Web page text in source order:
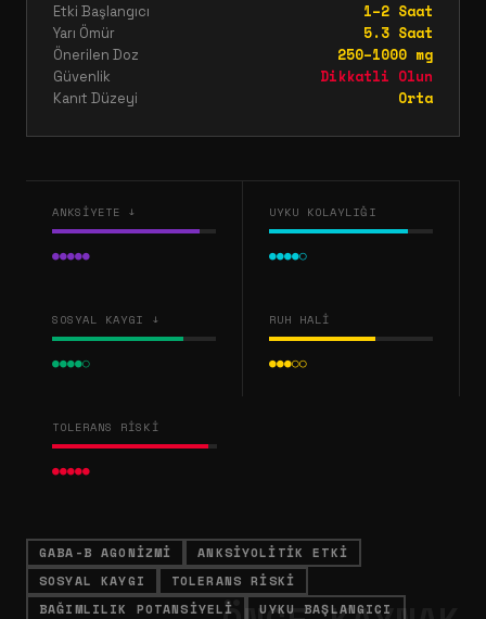
Etki Başlangıcı 1–2 Saat
Yarı Ömür 5.3 Saat
Önerilen Doz 250–1000 mg
Güvenlik Dikkatli Olun
Kanıt Düzeyi Orta
ANKSIYETE ↓
●●●●●
UYKU KOLAYLIĞI
●●●●○
SOSYAL KAYGI ↓
●●●●○
RUH HALI
●●●○○
TOLERANS RISKI
●●●●●
GABA-B AGONIZMI
ANKSIYOLITIK ETKI
SOSYAL KAYGI
TOLERANS RISKI
BAĞIMLILIK POTANSIYELI
UYKU BAŞLANGICI